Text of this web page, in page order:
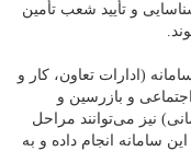
و تأیید شعب تأمین
(ادارات تعاون، کار و
و بازرسین و
نیز می‌توانند مراحل
سامانه انجام داده و به